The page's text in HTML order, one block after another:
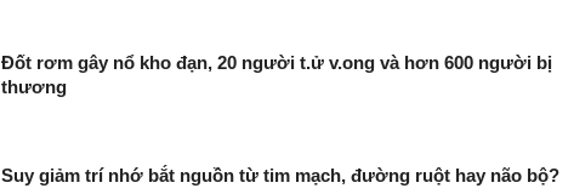
Đốt rơm gây nổ kho đạn, 20 người t.ử v.ong và hơn 600 người bị
thương
Suy giảm trí nhớ bắt nguồn từ tim mạch, đường ruột hay não bộ?